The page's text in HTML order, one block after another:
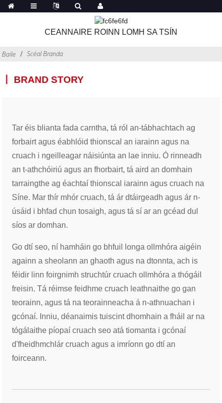
CEANNAIRE ROINN LOMH SA TSÍN
Baile Scéal Branda
丨 BRAND STORY
Tar éis blianta fada carntha, tá ról an-tábhachtach ag
forbairt agus éabhlóid thionscal an iarainn agus na
cruach i ngeilleagar náisiúnta an lae inniu. Ó rinneadh
an t-athchóiriú agus an fhorbairt, tá aird an domhain
tarraingthe ag éachtaí thionscal iarainn agus cruach na
Síne. Mar thír mhór cruach, tá ár dtáirgeadh agus ár n-
úsáid i bhfad chun tosaigh, agus tá sí ar an gcéad dul
síos ar domhan.
Go dtí seo, ní hamháin go bhfuil longa ollmhóra aigéin
againn a sheolann an ghaoth agus na dtonnta, ach is
féidir linn foirgnimh struchtúr cruach ollmhóra a thógáil
freisin. Tá réimse feidhme cruach leathnaithe go gan
teorainn, agus tá na teorainneacha á n-athnuachan i
gcónaí. Inniu, déanaimis tuiscint dhomhain a fháil ar na
tógálaithe píopaí cruach seo atá tiomanta i gcónaí
d'fheidhmchlár cruach agus a imríonn go dtí an
foirceann.